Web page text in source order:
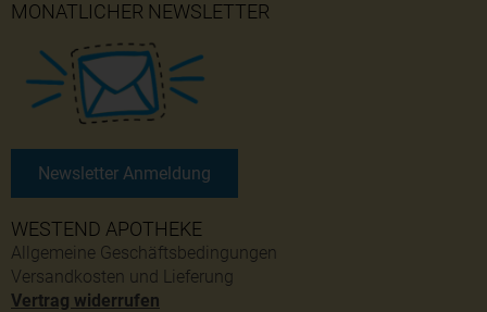
WESTEND APOTHEKE
Allgemeine Geschäftsbedingungen
Versandkosten und Lieferung
Vertrag widerrufen
MONATLICHER NEWSLETTER
Newsletter Anmeldung